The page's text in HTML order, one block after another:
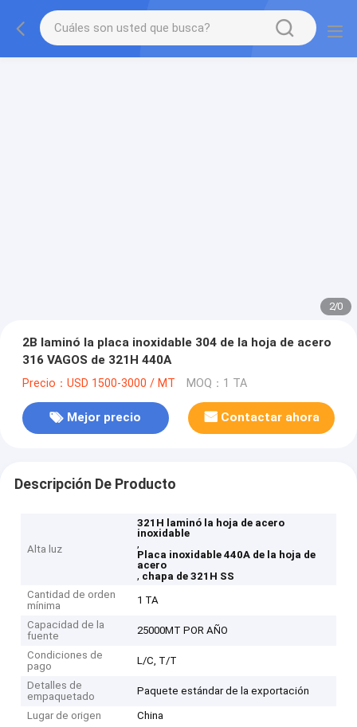
2/0
2B laminó la placa inoxidable 304 de la hoja de acero
316 VAGOS de 321H 440A
Precio：USD 1500-3000 / MT MOQ：1 TA
Mejor precio Contactar ahora
Descripción De Producto
Alta luz
321H laminó la hoja de acero
inoxidable
,
Placa inoxidable 440A de la hoja de
acero
, chapa de 321H SS
Cantidad de orden
mínima
1 TA
Capacidad de la
fuente
25000MT POR AÑO
Condiciones de
pago
L/C, T/T
Detalles de
empaquetado
Paquete estándar de la exportación
Lugar de origen China